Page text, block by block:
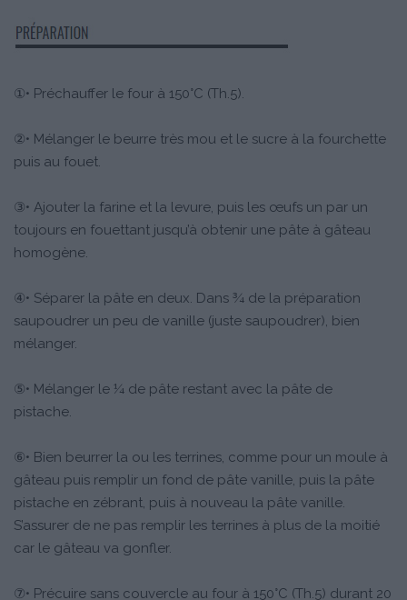
①• Préchauffer le four à 150°C (Th.5).
②• Mélanger le beurre très mou et le sucre à la fourchette
puis au fouet.
③• Ajouter la farine et la levure, puis les œufs un par un
toujours en fouettant jusqu’à obtenir une pâte à gâteau
homogène.
④• Séparer la pâte en deux. Dans ¾ de la préparation
saupoudrer un peu de vanille (juste saupoudrer), bien
mélanger.
⑤• Mélanger le ¼ de pâte restant avec la pâte de
pistache.
⑥• Bien beurrer la ou les terrines, comme pour un moule à
gâteau puis remplir un fond de pâte vanille, puis la pâte
pistache en zébrant, puis à nouveau la pâte vanille.
S’assurer de ne pas remplir les terrines à plus de la moitié
car le gâteau va gonfler.
⑦• Précuire sans couvercle au four à 150°C (Th.5) durant 20